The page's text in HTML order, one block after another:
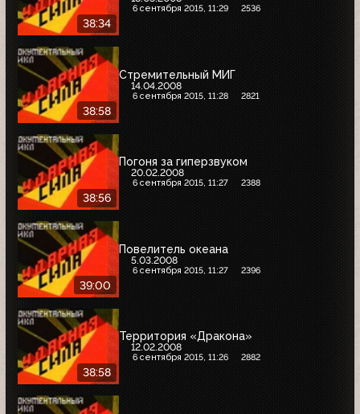
38:34
6 сентября 2015, 11:29 2536
38:58
Стремительный МИГ
14.04.2008
6 сентября 2015, 11:28 2821
38:56
Погоня за гиперзвуком
20.02.2008
6 сентября 2015, 11:27 2388
39:00
Повелитель океана
5.03.2008
6 сентября 2015, 11:27 2396
38:58
Территория «Дракона»
12.02.2008
6 сентября 2015, 11:26 2882